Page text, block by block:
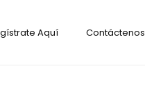
Aquí Contáctenos